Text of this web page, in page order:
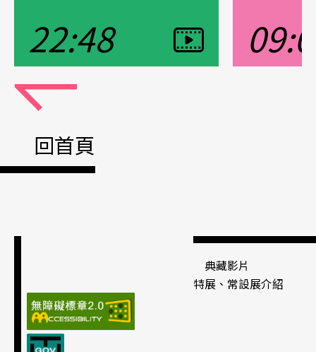
Pause
觀看影片
22:48 觀看影片
回首頁
典藏影片
特展、常設展介紹